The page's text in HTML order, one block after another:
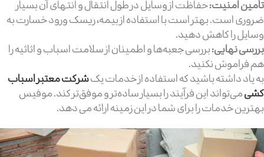
تأمین امنیت:حفاظت از وسایل در طول انتقال و انتهای آن بسیار
ضروری است. بهتر است با استفاده از بیمه، ریسک ورود خسارت به
وسایل را کاهش دهید.
بررسی نهایی:بررسی جعبه‌ها و اطمینان از سلامت اسباب و اثاثیه را
هم فراموش نکنید.
به یاد داشته باشید که استفاده از خدمات یکشرکت معتبر اسباب
کشیمی‌تواند این فرآیند را بسیار ساده‌تر و موفق‌تر کند. موفیس
بهترین خدمات را برای شما در این زمینه ارائه می دهد.